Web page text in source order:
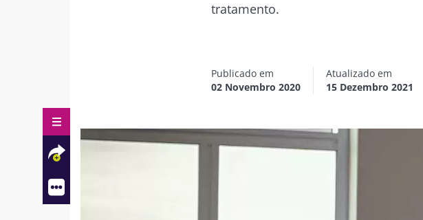
tratamento.
Publicado em
02 Novembro 2020
Atualizado em
15 Dezembro 2021